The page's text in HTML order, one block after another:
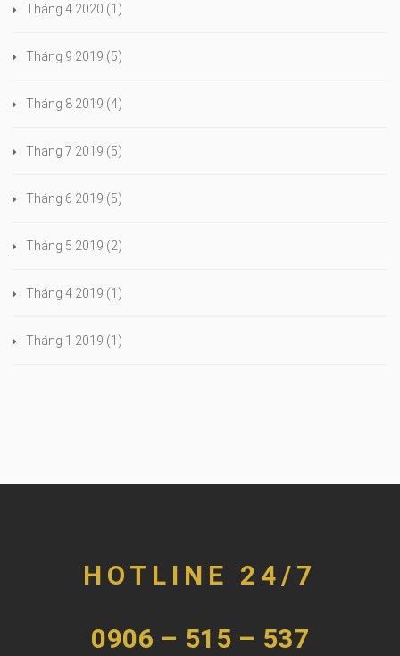
Tháng 4 2020 (1)
Tháng 9 2019 (5)
Tháng 8 2019 (4)
Tháng 7 2019 (5)
Tháng 6 2019 (5)
Tháng 5 2019 (2)
Tháng 4 2019 (1)
Tháng 1 2019 (1)
HOTLINE 24/7
0906 – 515 – 537